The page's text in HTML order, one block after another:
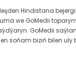
Hindistana
we GoMedii
GoMedii
soňam biziň bilen